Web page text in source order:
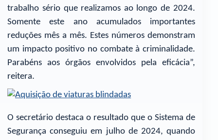
trabalho sério que realizamos ao longo de 2024.
Somente este ano acumulados importantes
reduções mês a mês. Estes números demonstram
um impacto positivo no combate à criminalidade.
Parabéns aos órgãos envolvidos pela eficácia”,
reitera.
O secretário destaca o resultado que o Sistema de
Segurança conseguiu em julho de 2024, quando